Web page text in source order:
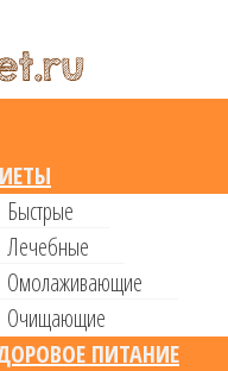
Быстрые
Лечебные
Омолаживающие
Очищающие
ПИТАНИЕ